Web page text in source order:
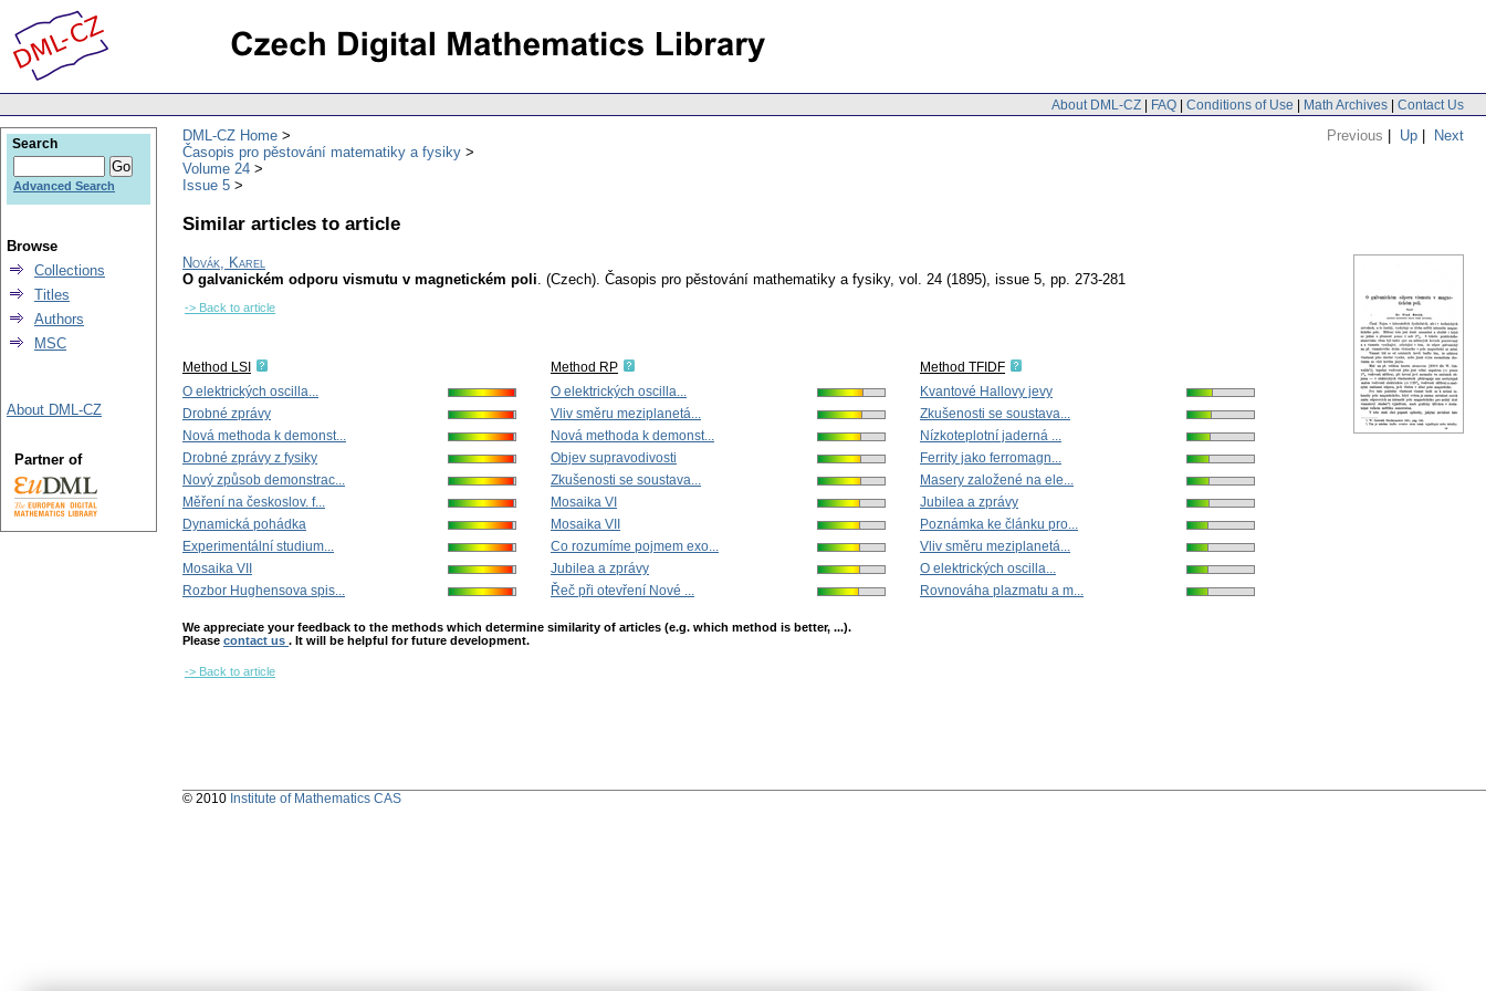
About DML-CZ | FAQ | Conditions of Use | Math Archives | Contact Us
Previous | Up | Next
DML-CZ Home
Časopis pro pěstování matematiky a fysiky
Volume 24
Issue 5
Similar articles to article
Novák, Karel
O galvanickém odporu vismutu v magnetickém poli. (Czech). Časopis pro pěstování mathematiky a fysiky, vol. 24 (1895), issue 5, pp. 273-281
-> Back to article
Method LSI
O elektrických oscilla...
Drobné zprávy
Nová methoda k demonst...
Drobné zprávy z fysiky
Nový způsob demonstrac...
Měření na českoslov. f...
Dynamická pohádka
Experimentální studium...
Mosaika VII
Rozbor Hughensova spis...
Method RP
O elektrických oscilla...
Vliv směru meziplanetá...
Nová methoda k demonst...
Objev supravodivosti
Zkušenosti se soustava...
Mosaika VI
Mosaika VII
Co rozumíme pojmem exo...
Jubilea a zprávy
Řeč při otevření Nové ...
Method TFIDF
Kvantové Hallovy jevy
Zkušenosti se soustava...
Nízkoteplotní jaderná ...
Ferrity jako ferromagn...
Masery založené na ele...
Jubilea a zprávy
Poznámka ke článku pro...
Vliv směru meziplanetá...
O elektrických oscilla...
Rovnováha plazmatu a m...
We appreciate your feedback to the methods which determine similarity of articles (e.g. which method is better, ...).
Please contact us . It will be helpful for future development.
-> Back to article
Search
Advanced Search
Browse
Collections
Titles
Authors
MSC
About DML-CZ
Partner of
© 2010 Institute of Mathematics CAS